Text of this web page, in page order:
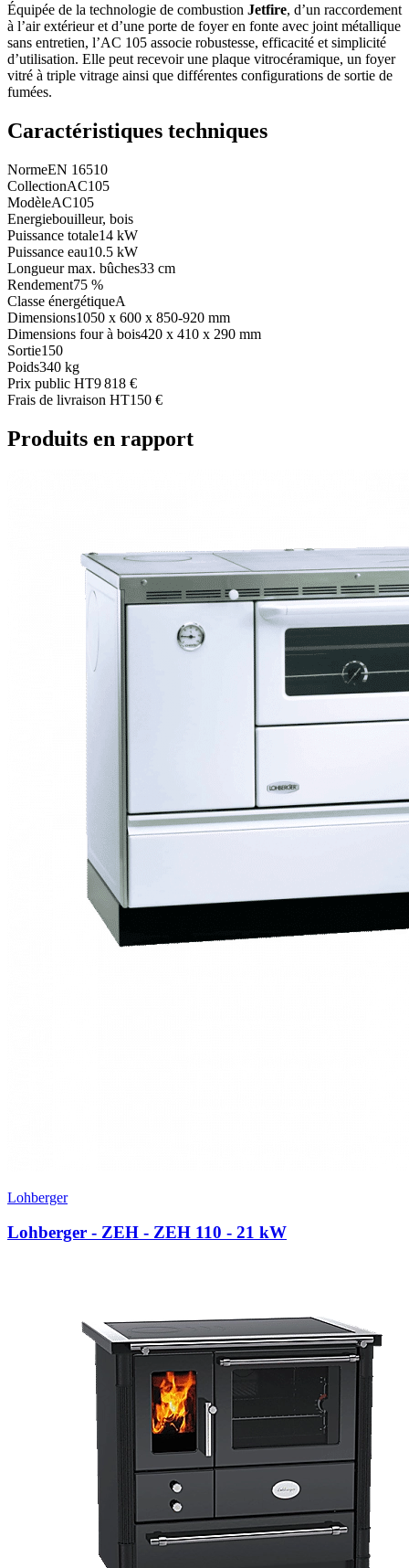
Équipée de la technologie de combustion Jetfire, d’un raccordement
à l’air extérieur et d’une porte de foyer en fonte avec joint métallique
sans entretien, l’AC 105 associe robustesse, efficacité et simplicité
d’utilisation. Elle peut recevoir une plaque vitrocéramique, un foyer
vitré à triple vitrage ainsi que différentes configurations de sortie de
fumées.
Caractéristiques techniques
NormeEN 16510
CollectionAC105
ModèleAC105
Energiebouilleur, bois
Puissance totale14 kW
Puissance eau10.5 kW
Longueur max. bûches33 cm
Rendement75 %
Classe énergétiqueA
Dimensions1050 x 600 x 850-920 mm
Dimensions four à bois420 x 410 x 290 mm
Sortie150
Poids340 kg
Prix public HT9 818 €
Frais de livraison HT150 €
Produits en rapport
Lohberger
Lohberger - ZEH - ZEH 110 - 21 kW